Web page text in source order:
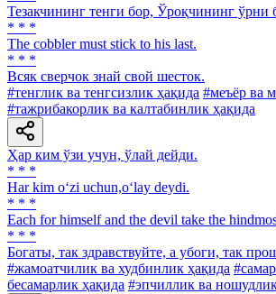
Тезакчининг тенги бор, Ўроқчининг ўрни
* * *
The cobbler must stick to his last.
* * *
Всяк сверчок знай свой шесток.
#тенглик ва тенгсизлик ҳақида #меъёр ва
#тажрибакорлик ва калтабинлик ҳақида
Ҳар ким ўзи учун, ўлай дейди.
* * *
Har kim o‘zi uchun,o‘lay deydi.
* * *
Each for himself and the devil take the
* * *
Богаты, так здравствуйте, а убоги, так
#жамоатчилик ва худбинлик ҳақида
бесамарлик ҳақида #эпчиллик ва